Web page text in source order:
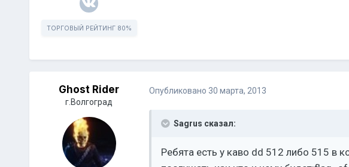
ТОРГОВЫЙ РЕЙТИНГ 80%